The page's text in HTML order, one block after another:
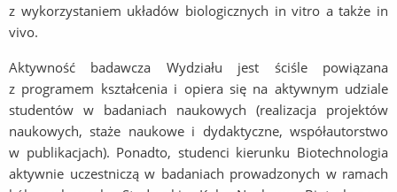
z wykorzystaniem układów biologicznych in vitro a także in
vivo.
Aktywność badawcza Wydziału jest ściśle powiązana
z programem kształcenia i opiera się na aktywnym udziale
studentów w badaniach naukowych (realizacja projektów
naukowych, staże naukowe i dydaktyczne, współautorstwo
w publikacjach). Ponadto, studenci kierunku Biotechnologia
aktywnie uczestniczą w badaniach prowadzonych w ramach